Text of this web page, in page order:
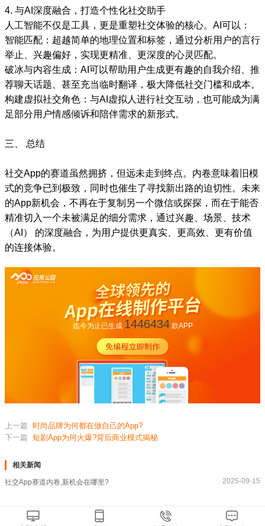
4. 与AI深度融合，打造个性化社交助手
人工智能不仅是工具，更是重塑社交体验的核心。AI可以：
智能匹配：超越简单的地理位置和标签，通过分析用户的言行
举止、兴趣偏好，实现更精准、更深度的心灵匹配。
破冰与内容生成：AI可以帮助用户生成更有趣的自我介绍、推
荐聊天话题、甚至充当临时翻译，极大降低社交门槛和成本。
构建虚拟社交角色：与AI虚拟人进行社交互动，也可能成为满
足部分用户情感倾诉和陪伴需求的新形式。
三、 总结
社交App的赛道虽然拥挤，但远未走到终点。内卷意味着旧模
式的竞争已到极致，同时也催生了寻找新出路的迫切性。未来
的App新机会，不再在于复制另一个微信或探探，而在于能否
精准切入一个未被满足的细分需求，通过兴趣、场景、技术
（AI） 的深度融合，为用户提供更真实、更高效、更有价值
的连接体验。
迄今为止已生成 1446434款APP
上一篇
时尚品牌为何都在做自己的App?
下一篇 短剧App为何火爆?背后商业模式揭秘
相关新闻
社交App赛道内卷,新机会在哪里? 2025-09-15